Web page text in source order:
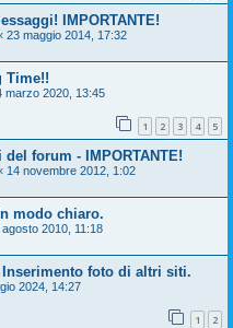
IMPORTANTE!
23 maggio 2014, 17:32
Time!!
marzo 2020, 13:45
1 2 3 4 5
forum - IMPORTANTE!
14 novembre 2012, 1:02
modo chiaro.
agosto 2010, 11:18
Inserimento foto di altri siti.
2024, 14:27
1 2